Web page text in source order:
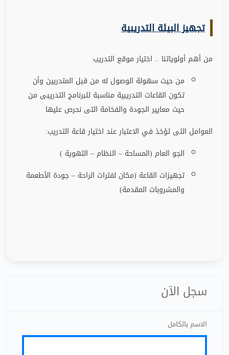
تجهيز البيئة التدريبية
من أهم أولوياتنا .. اختيار موقع التدريب
من حيث سهولة الوصول له من قبل المتدربين وأن
تكون القاعات التدريبية مناسبة للبرنامج التدريبى من
حيث معايير الجودة والفخامة التى نحرص عليها
العوامل الثى ثؤخذ في الاعتبار عند اختيار قاعة التدريب:
الجو العام (المساحة – النظام – التهوية )
تجهيزات القاعة (مكان لفترات الراحة –جودة الأطعمة
والمشروبات المقدمة)
سجل الآن
الاسم بالكامل